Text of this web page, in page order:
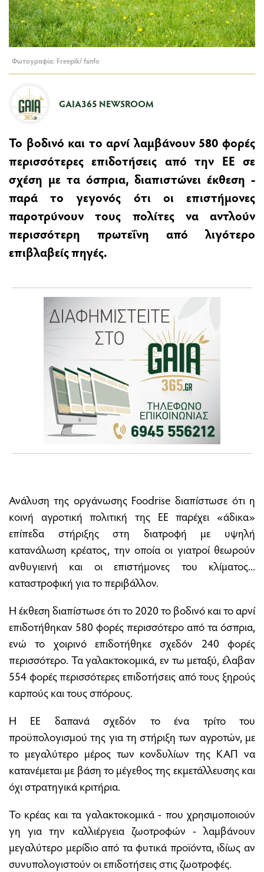
Φωτογραφία: Freepik/ fanfo
GAIA365 NEWSROOM
Το βοδινό και το αρνί λαμβάνουν 580 φορές
περισσότερες επιδοτήσεις από την ΕΕ σε
σχέση με τα όσπρια, διαπιστώνει έκθεση -
παρά το γεγονός ότι οι επιστήμονες
παροτρύνουν τους πολίτες να αντλούν
περισσότερη πρωτεΐνη από λιγότερο
επιβλαβείς πηγές.
Ανάλυση της οργάνωσης Foodrise διαπίστωσε ότι η
κοινή αγροτική πολιτική της ΕΕ παρέχει «άδικα»
επίπεδα στήριξης στη διατροφή με υψηλή
κατανάλωση κρέατος, την οποία οι γιατροί θεωρούν
ανθυγιεινή και οι επιστήμονες του κλίματος...
καταστροφική για το περιβάλλον.
Η έκθεση διαπίστωσε ότι το 2020 το βοδινό και το αρνί
επιδοτήθηκαν 580 φορές περισσότερο από τα όσπρια,
ενώ το χοιρινό επιδοτήθηκε σχεδόν 240 φορές
περισσότερο. Τα γαλακτοκομικά, εν τω μεταξύ, έλαβαν
554 φορές περισσότερες επιδοτήσεις από τους ξηρούς
καρπούς και τους σπόρους.
Η ΕΕ δαπανά σχεδόν το ένα τρίτο του
προϋπολογισμού της για τη στήριξη των αγροτών, με
το μεγαλύτερο μέρος των κονδυλίων της ΚΑΠ να
κατανέμεται με βάση το μέγεθος της εκμετάλλευσης και
όχι στρατηγικά κριτήρια.
Το κρέας και τα γαλακτοκομικά - που χρησιμοποιούν
γη για την καλλιέργεια ζωοτροφών - λαμβάνουν
μεγαλύτερο μερίδιο από τα φυτικά προϊόντα, ιδίως αν
συνυπολογιστούν οι επιδοτήσεις στις ζωοτροφές.